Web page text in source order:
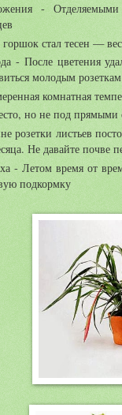
-
стал тесен —
- После цветения
молодым розеткам
комнатная
но не под
розетки листьев
Не давайте почве
- Летом время от
подкормку